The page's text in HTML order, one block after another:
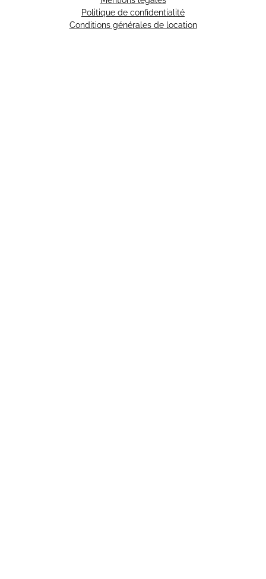
Politique de confidentialité
Conditions générales de location